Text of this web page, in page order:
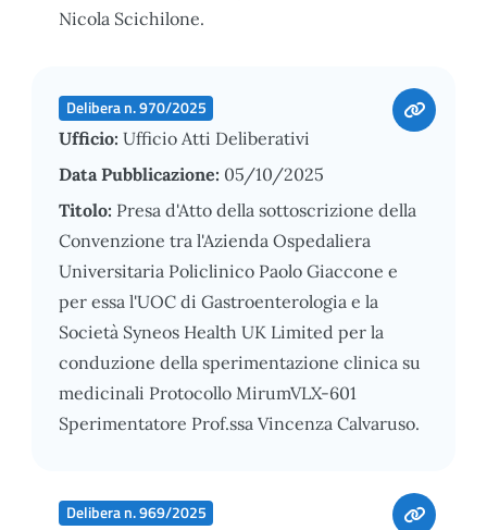
Nicola Scichilone.
Delibera n. 970/2025
Ufficio: Ufficio Atti Deliberativi
Data Pubblicazione: 05/10/2025
Titolo: Presa d'Atto della sottoscrizione della
Convenzione tra l'Azienda Ospedaliera
Universitaria Policlinico Paolo Giaccone e
per essa l'UOC di Gastroenterologia e la
Società Syneos Health UK Limited per la
conduzione della sperimentazione clinica su
medicinali Protocollo MirumVLX-601
Sperimentatore Prof.ssa Vincenza Calvaruso.
Delibera n. 969/2025